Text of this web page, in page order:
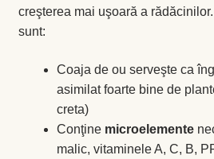
creşterea mai uşoară a
sunt:
Coaja de ou serveşte ca
asimilat foarte bine de
creta)
Conţinemicroelemente
malic, vitaminele A, C, B,